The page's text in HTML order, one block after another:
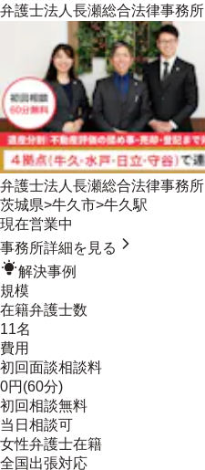
弁護士法人長瀬総合法律事務所
弁護士法人長瀬総合法律事務所
茨城県>牛久市>牛久駅
現在営業中
事務所詳細を見る
解決事例
規模
在籍弁護士数
11名
費用
初回面談相談料
0円(60分)
初回相談無料
当日相談可
女性弁護士在籍
全国出張対応